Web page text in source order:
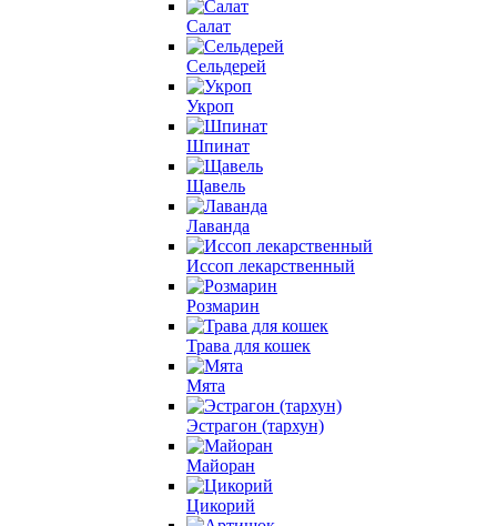
Салат
Сельдерей
Укроп
Шпинат
Щавель
Лаванда
Иссоп лекарственный
Розмарин
Трава для кошек
Мята
Эстрагон (тархун)
Майоран
Цикорий